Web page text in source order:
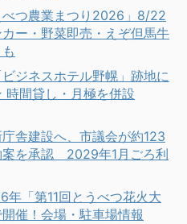
べつ農業まつり2026」8/22
ー・野菜即売・えぞ但馬牛
ビジネスホテル野幌」跡地に
時間貸し・月極を併設
舎建設へ、市議会が約123
案を承認 2029年1月ごろ利
年「第11回とうべつ花火大
催！会場・駐車場情報